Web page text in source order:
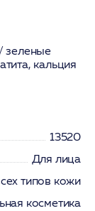
зеленые
кальция
13520
Для лица
типов кожи
косметика